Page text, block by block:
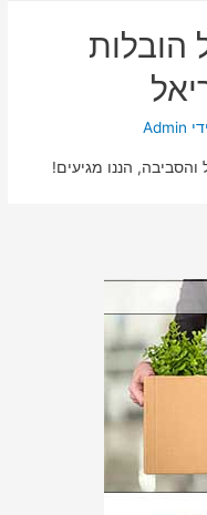
הובלות
Admin
הננו מגיעים!